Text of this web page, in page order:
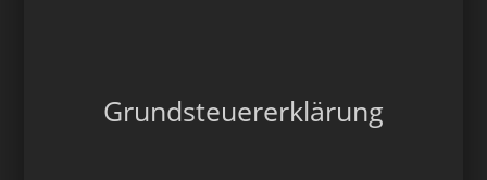
Grundsteuererklärung